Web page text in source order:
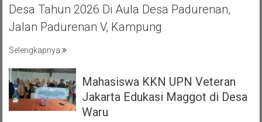
Desa Tahun 2026 Di Aula Desa Padurenan,
Jalan Padurenan V, Kampung
Selengkapnya
Mahasiswa KKN UPN Veteran
Jakarta Edukasi Maggot di Desa
Waru